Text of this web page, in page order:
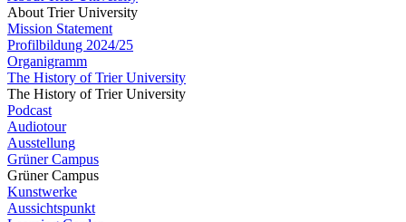
About Trier University
Mission Statement
Profilbildung 2024/25
Organigramm
The History of Trier University
The History of Trier University
Podcast
Audiotour
Ausstellung
Grüner Campus
Grüner Campus
Kunstwerke
Aussichtspunkt